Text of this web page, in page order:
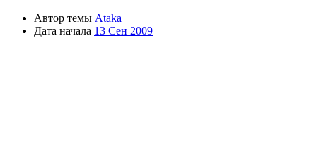
Автор темы Ataka
Дата начала 13 Сен 2009